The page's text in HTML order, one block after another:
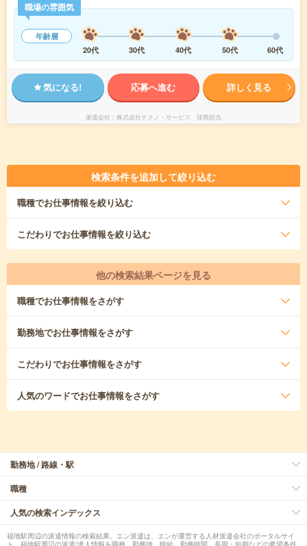
職場の雰囲気
年齢層
20代
30代 40代 50代 60代
気になる! 応募へ進む 詳しく見る
派遣会社 株式会社テクノ・サービス 採用担当
検索条件を追加して絞り込む
職種でお仕事情報を絞り込む
こだわりでお仕事情報を絞り込む
他の検索結果ページを見る
職種でお仕事情報をさがす
勤務地でお仕事情報をさがす
こだわりでお仕事情報をさがす
人気のワードでお仕事情報をさがす
勤務地 / 路線・駅
職種
人気の検索インデックス
福地駅周辺の派遣情報の検索結果。エン派遣は、エンが運営する人材派遣会社のポータルサイ
ト。福地駅周辺の派遣/求人情報を職種、勤務地、時給、勤務時間、長期・短期などの希望条件